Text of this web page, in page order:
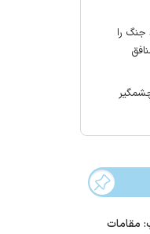
جنگ را
مقامات